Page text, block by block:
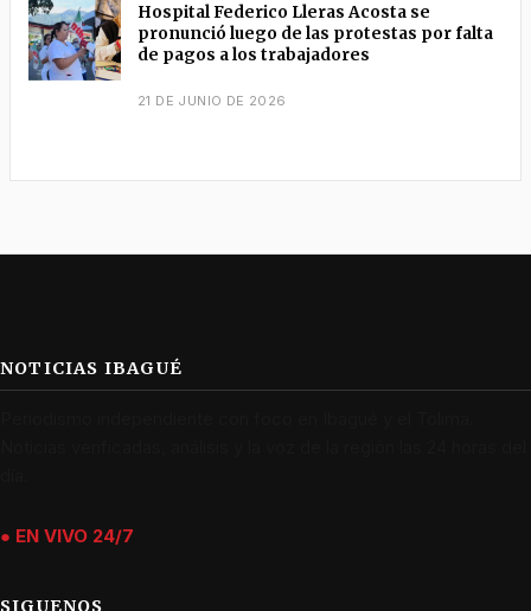
Hospital Federico Lleras Acosta se
pronunció luego de las protestas por falta
de pagos a los trabajadores
21 DE JUNIO DE 2026
NOTICIAS IBAGUÉ
● EN VIVO 24/7
SIGUENOS